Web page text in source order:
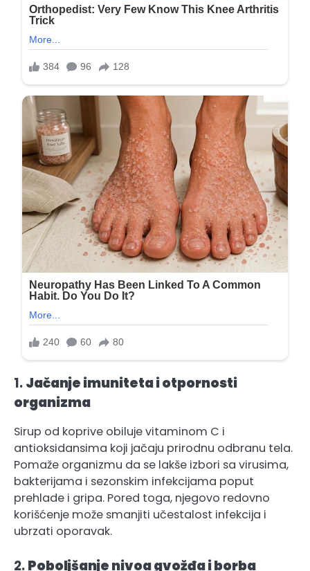
1.Jačanje imuniteta i otpornosti
organizma
Sirup od koprive obiluje vitaminom C i
antioksidansima koji jačaju prirodnu odbranu tela.
Pomaže organizmu da se lakše izbori sa virusima,
bakterijama i sezonskim infekcijama poput
prehlade i gripa. Pored toga, njegovo redovno
korišćenje može smanjiti učestalost infekcija i
ubrzati oporavak.
2.Poboljšanje nivoa gvožđa i borba